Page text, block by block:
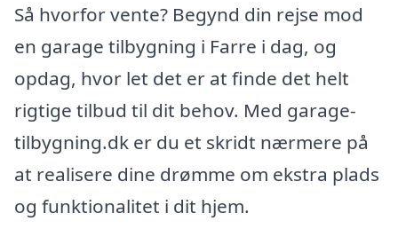
Så hvorfor vente? Begynd din rejse mod
en garage tilbygning i Farre i dag, og
opdag, hvor let det er at finde det helt
rigtige tilbud til dit behov. Med garage-
tilbygning.dk er du et skridt nærmere på
at realisere dine drømme om ekstra plads
og funktionalitet i dit hjem.